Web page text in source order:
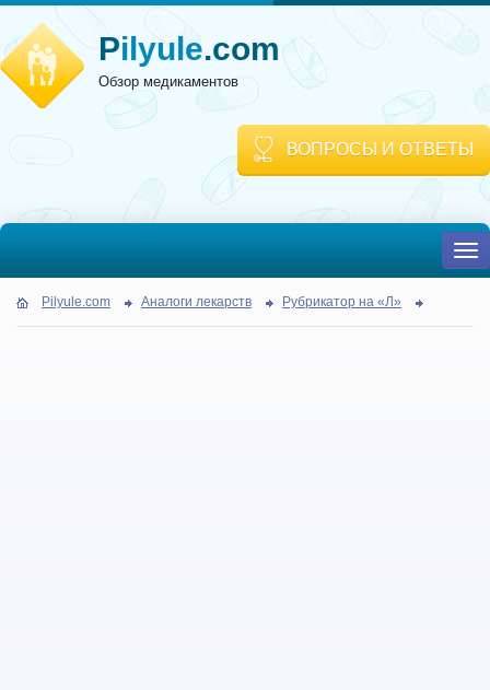
Pilyule.com
Обзор медикаментов
ВОПРОСЫ И ОТВЕТЫ
Pilyule.com Аналоги лекарств Рубрикатор на «Л»